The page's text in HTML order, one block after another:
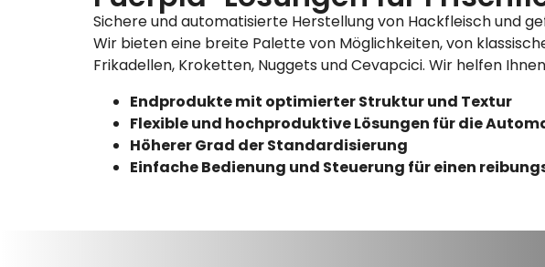
Sichere und automatisierte Herstellung von Hackfleisch und
Wir bieten eine breite Palette von Möglichkeiten, von
Frikadellen, Kroketten, Nuggets und Cevapcici. Wir helfen
Endprodukte mit optimierter Struktur und Textur
Flexible und hochproduktive Lösungen für die
Höherer Grad der Standardisierung
Einfache Bedienung und Steuerung für einen